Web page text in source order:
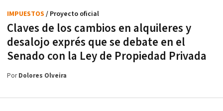
Claves de los cambios en alquileres y
desalojo exprés que se debate en el
Senado con la Ley de Propiedad Privada
IMPUESTOS / Proyecto oficial
PorDolores Olveira